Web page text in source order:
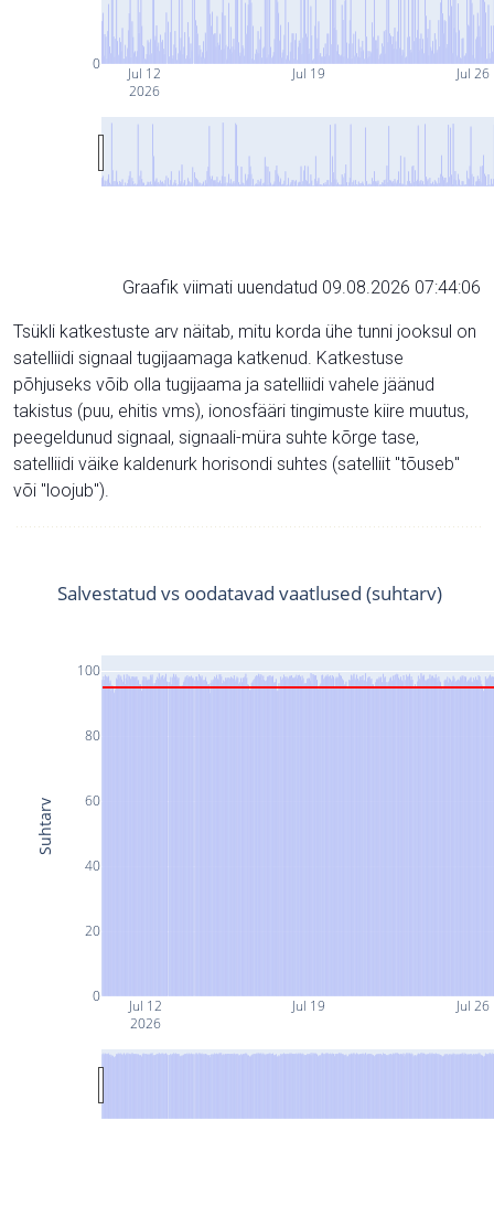
Jul 12
2026
Jul 19 Jul 26
0
Graafik viimati uuendatud 09.08.2026 07:44:06
Tsükli katkestuste arv näitab, mitu korda ühe tunni jooksul on
satelliidi signaal tugijaamaga katkenud. Katkestuse
põhjuseks võib olla tugijaama ja satelliidi vahele jäänud
takistus (puu, ehitis vms), ionosfääri tingimuste kiire muutus,
peegeldunud signaal, signaali-müra suhte kõrge tase,
satelliidi väike kaldenurk horisondi suhtes (satelliit "tõuseb"
või "loojub").
Jul 12
2026
Jul 19 Jul 26
0
20
40
60
80
100
Salvestatud vs oodatavad vaatlused (suhtarv)
Suhtarv